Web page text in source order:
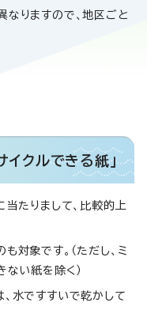
りますので、地区ごと
イクルできる紙」
当たりまして、比較的上
対象です。（ただし、ミ
ない紙を除く）
水ですすいで乾かして